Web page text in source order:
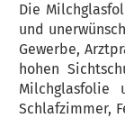
Die
und
Gewerbe,
hohen
Milchglasfolie
Schlafzimmer,